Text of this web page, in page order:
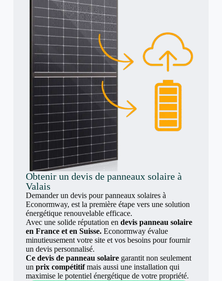
Obtenir un devis de panneaux solaire à
Valais
Demander un devis pour panneaux solaires à
Econormway, est la première étape vers une solution
énergétique renouvelable efficace.
Avec une solide réputation en devis panneau solaire
en France et en Suisse.Econormway évalue
minutieusement votre site et vos besoins pour fournir
un devis personnalisé.
Ce devis de panneau solairegarantit non seulement
un prix compétitifmais aussi une installation qui
maximise le potentiel énergétique de votre propriété.